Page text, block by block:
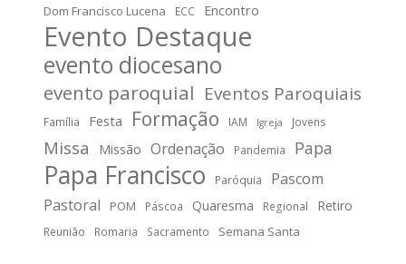
Dom Francisco Lucena
ECC Encontro
Evento Destaque
evento diocesano
evento paroquial Eventos Paroquiais
Família Festa Formação IAM Igreja Jovens
Missa Missão Ordenação Pandemia Papa
Papa Francisco Paróquia
Pascom
Pastoral
POM Páscoa Quaresma Regional Retiro
Reunião Romaria Sacramento Semana Santa